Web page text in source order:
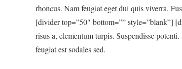
rhoncus. Nam feugiat eget dui quis viverra.
[divider top=”50″ bottom=”” style=”blank”]
risus a, elementum turpis. Suspendisse
feugiat est sodales sed.